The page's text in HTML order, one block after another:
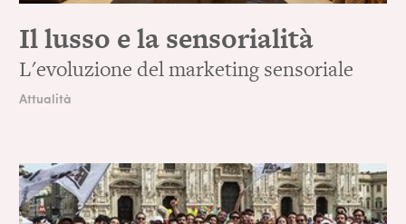
Il lusso e la sensorialità
L'evoluzione del marketing sensoriale
Attualità